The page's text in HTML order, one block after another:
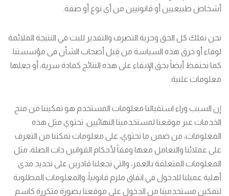
أشخاص طبيعيين أو قانونيين من أي نوع أو صفة.
نحن نملك كل الحق وحرية التصرف والتقدير للبت في النتيجة الملائمة
لوفاء أو خرق هذه السياسة من قِبل أصحاب الشأن فى مؤسستنا.
كما نحتفظ أيضاً بحق الإبقاء على هذه النتائج كمادة سرية، أو جعلها
معلومات علنية.
إن السبب وراء استقبالنا معلومات المستخدم هو تمكيننا من منح
الخدمات عبر موقعنا لمستخدمينا النهائيين. تحتوي مثل هذه
المعلومات، من ضمن ما تحتوي، على معلومات تمكننا من التعرف
على عملائنا والتعامل معها وفقاً لأحكام القوانين ذات الصلة، مثل
المعلومات المتعلقة بالعمر، والتي تجعلنا قادرين على تحديد مدى
أهلية عميلنا للدخول في اتفاق ملزم قانونياً، والمعلومات المطلوبة
لتمكين مستخدمينا من الدخول على موقعنا بصورة متكررة كاسم